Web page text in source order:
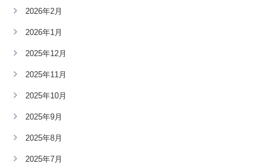
2026年2月
2026年1月
2025年12月
2025年11月
2025年10月
2025年9月
2025年8月
2025年7月